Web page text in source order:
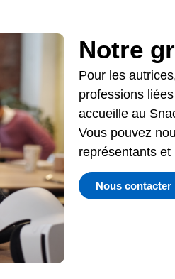
Notre
Pour les
professions
accueille au
Vous pouvez
représentants
Nous contacter